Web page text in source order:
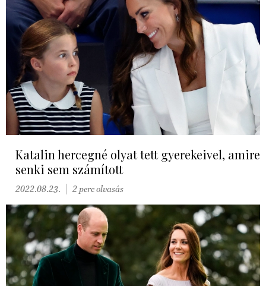
Katalin hercegné olyat tett gyerekeivel, amire
senki sem számított
2022.08.23. 2 perc olvasás